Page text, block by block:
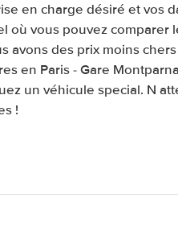
en charge désiré et vos
où vous pouvez comparer
avons des prix moins
en Paris - Gare
un véhicule special. N
!